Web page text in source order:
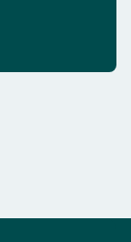
para un